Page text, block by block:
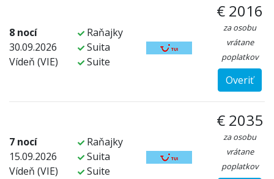
8 nocí
30.09.2026
Vídeň (VIE)
Raňajky
Suita
Suite
€ 2016
za osobu
vrátane
poplatkov
Overiť
7 nocí
15.09.2026
Vídeň (VIE)
Raňajky
Suita
Suite
€ 2035
za osobu
vrátane
poplatkov